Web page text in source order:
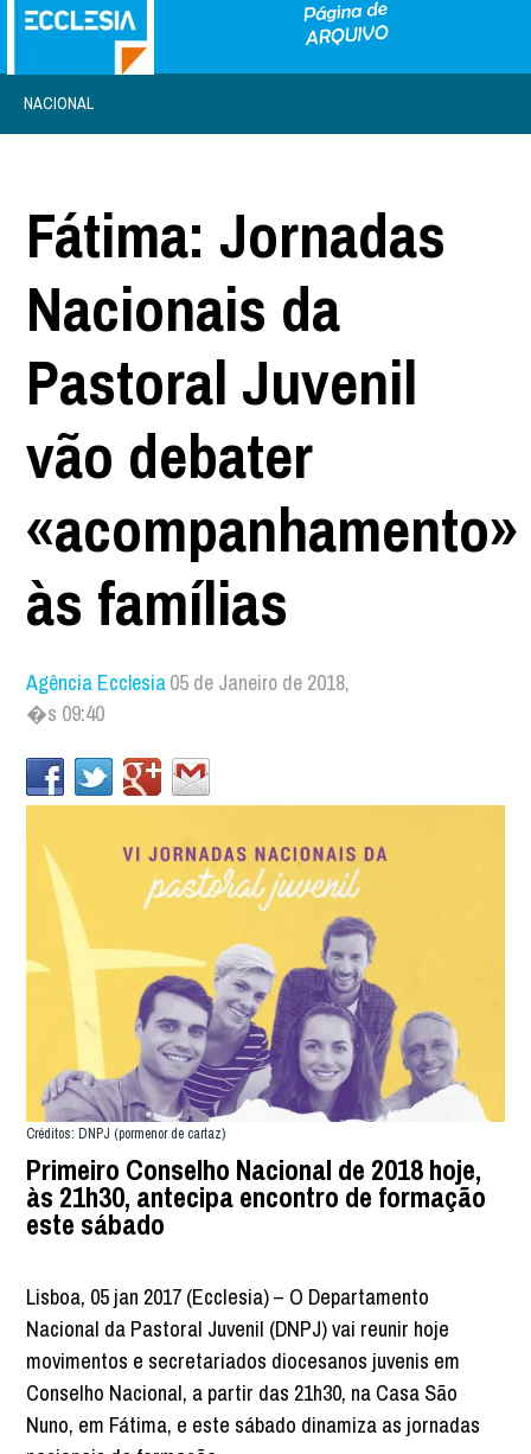
NACIONAL
Fátima: Jornadas
Nacionais da
Pastoral Juvenil
vão debater
«acompanhamento»
às famílias
Agência Ecclesia05 de Janeiro de 2018,
�s 09:40
Créditos: DNPJ (pormenor de cartaz)
Primeiro Conselho Nacional de 2018 hoje,
às 21h30, antecipa encontro de formação
este sábado
Lisboa, 05 jan 2017 (Ecclesia) – O Departamento
Nacional da Pastoral Juvenil (DNPJ) vai reunir hoje
movimentos e secretariados diocesanos juvenis em
Conselho Nacional, a partir das 21h30, na Casa São
Nuno, em Fátima, e este sábado dinamiza as jornadas